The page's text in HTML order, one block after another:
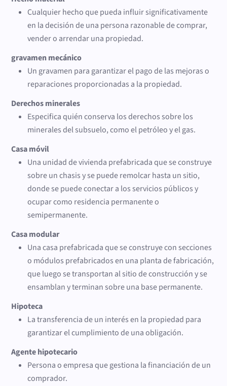
Cualquier hecho que pueda influir significativamente
en la decisión de una persona razonable de comprar,
vender o arrendar una propiedad.
gravamen mecánico
Un gravamen para garantizar el pago de las mejoras o
reparaciones proporcionadas a la propiedad.
Derechos minerales
Especifica quién conserva los derechos sobre los
minerales del subsuelo, como el petróleo y el gas.
Casa móvil
Una unidad de vivienda prefabricada que se construye
sobre un chasis y se puede remolcar hasta un sitio,
donde se puede conectar a los servicios públicos y
ocupar como residencia permanente o
semipermanente.
Casa modular
Una casa prefabricada que se construye con secciones
o módulos prefabricados en una planta de fabricación,
que luego se transportan al sitio de construcción y se
ensamblan y terminan sobre una base permanente.
Hipoteca
La transferencia de un interés en la propiedad para
garantizar el cumplimiento de una obligación.
Agente hipotecario
Persona o empresa que gestiona la financiación de un
comprador.